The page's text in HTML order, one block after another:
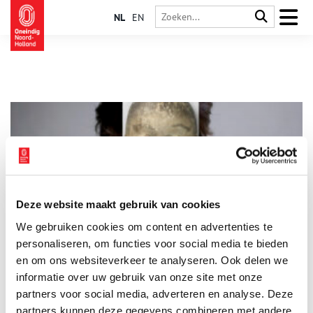
Deze website maakt gebruik van cookies
We gebruiken cookies om content en advertenties te
personaliseren, om functies voor social media te bieden
en om ons websiteverkeer te analyseren. Ook delen we
informatie over uw gebruik van onze site met onze
partners voor social media, adverteren en analyse. Deze
partners kunnen deze gegevens combineren met andere
NL EN
Voor het eerst in de geschiedenis geeft het Rijksmuseum een
hedendaagse kunstenaar carte blanche voor een zoektocht
door de eindeloze collecties van het museum, met als resultaat
een grote tentoonstelling. Fiona Tan: Monomania is een
indringende tentoonstelling waarin Tan een reis door de geest
maakt. Uitgangspunt hiervoor is haar fascinatie voor de
verbeelding van de psychiatrie in de 19de eeuw. Te zien zijn
3 min